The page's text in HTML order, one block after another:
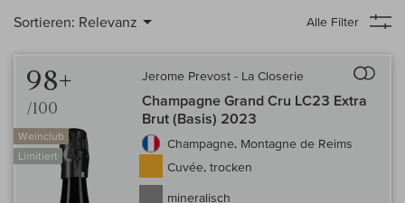
Sortieren: Relevanz Alle Filter
98+
/100
Weinclub
Limitiert
Jerome Prevost - La Closerie
Champagne Grand Cru LC23 Extra
Brut (Basis) 2023
Champagne, Montagne de Reims
Cuvée, trocken
mineralisch